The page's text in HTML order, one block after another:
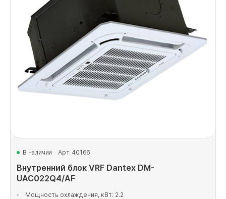
В наличии Арт. 40166
Внутренний блок VRF Dantex DM-
UAC022Q4/AF
Мощность охлаждения, кВт: 2.2